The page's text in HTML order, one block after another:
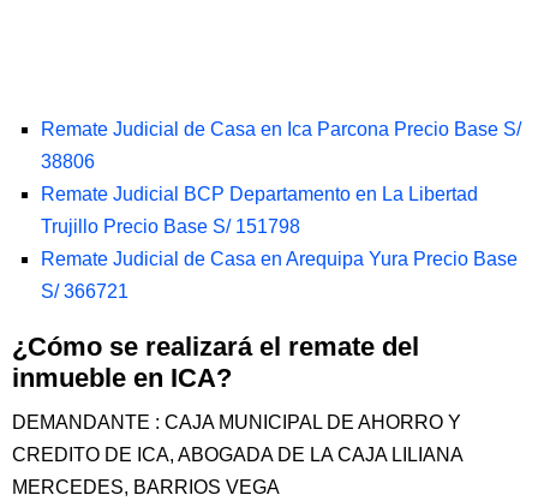
Remate Judicial de Casa en Ica Parcona Precio Base S/
38806
Remate Judicial BCP Departamento en La Libertad
Trujillo Precio Base S/ 151798
Remate Judicial de Casa en Arequipa Yura Precio Base
S/ 366721
¿Cómo se realizará el remate del
inmueble en ICA?
DEMANDANTE : CAJA MUNICIPAL DE AHORRO Y
CREDITO DE ICA, ABOGADA DE LA CAJA LILIANA
MERCEDES, BARRIOS VEGA